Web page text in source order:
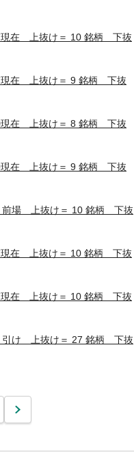
現在 上抜け＝ 10 銘柄 下抜
現在 上抜け＝ 9 銘柄 下抜
現在 上抜け＝ 8 銘柄 下抜
現在 上抜け＝ 9 銘柄 下抜
前場 上抜け＝ 10 銘柄 下抜
現在 上抜け＝ 10 銘柄 下抜
現在 上抜け＝ 10 銘柄 下抜
引け 上抜け＝ 27 銘柄 下抜
次